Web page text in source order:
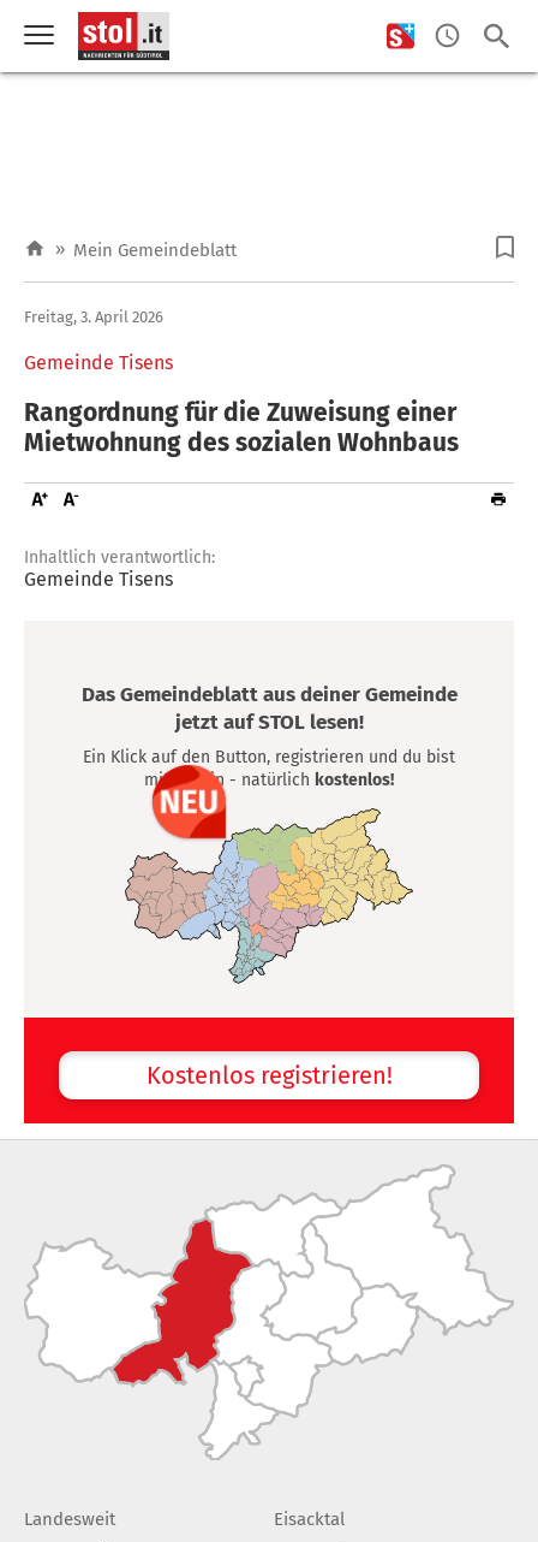
» Mein Gemeindeblatt
Gemeinde Tisens
Freitag, 3. April 2026
Rangordnung für die Zuweisung einer
Mietwohnung des sozialen Wohnbaus
Inhaltlich verantwortlich:
Gemeinde Tisens
Das Gemeindeblatt aus deiner Gemeinde
jetzt auf STOL lesen!
Ein Klick auf den Button, registrieren und du bist
mittendrin - natürlich kostenlos!
Kostenlos registrieren!
Landesweit
Eisacktal